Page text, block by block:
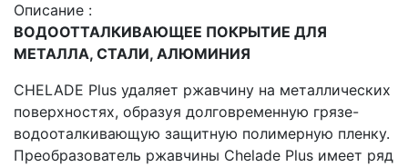
Описание :
ВОДООТТАЛКИВАЮЩЕЕ ПОКРЫТИЕ ДЛЯ
МЕТАЛЛА, СТАЛИ, АЛЮМИНИЯ
CHELADE Plus удаляет ржавчину на металлических
поверхностях, образуя долговременную грязе-
водооталкивающую защитную полимерную пленку.
Преобразователь ржавчины Chelade Plus имеет ряд